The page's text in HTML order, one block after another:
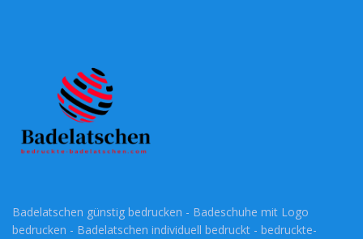
Badelatschen günstig bedrucken - Badeschuhe mit Logo
bedrucken - Badelatschen individuell bedruckt - bedruckte-